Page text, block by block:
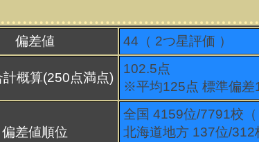
偏差値 44（ 2つ星評価 ）
概算(250点満点)
102.5点
※平均125点 標準偏差
偏差値順位
全国 4159位/7791校（
北海道地方 137位/312